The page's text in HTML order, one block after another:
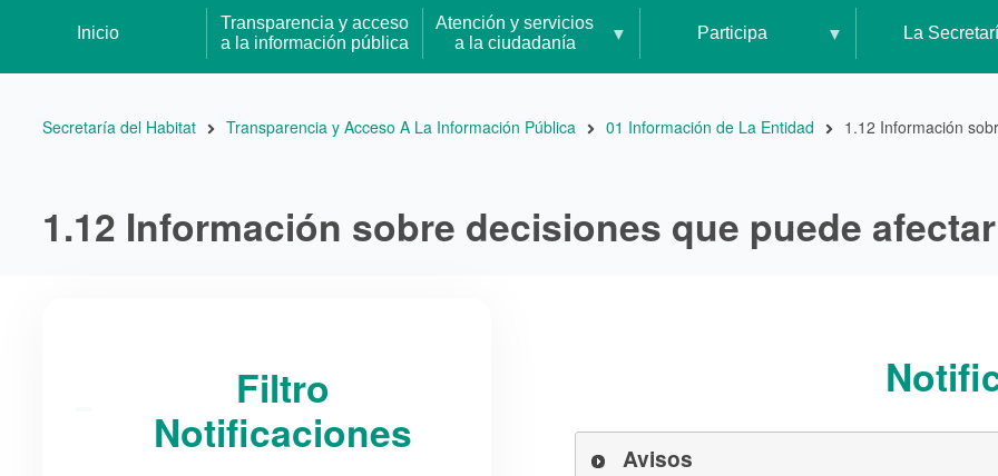
Inicio
Transparencia y acceso
a la información pública
Atención y servicios
a la ciudadanía
Participa La
Ruta
navegación
Secretaría del Habitat Transparencia y Acceso A La Información Pública 01 Información de La Entidad 1.12 Información
1.12 Información sobre decisiones que puede
Avisos
Filtro
Notificaciones